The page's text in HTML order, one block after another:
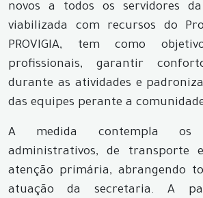
novos a todos os servidores
viabilizada com recursos do
PROVIGIA, tem como
profissionais, garantir
durante as atividades e
das equipes perante a
A medida contempla os
administrativos, de transporte
atenção primária, abrangendo
atuação da secretaria. A